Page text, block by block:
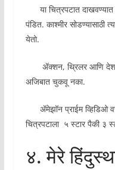
या चित्रपटात दाखवण्यात
पंडित. काश्मीर
येतो.
ॲक्शन, थ्रिलर आणि
अजिबात चुकवू नका.
ॲमेझॉन प्राईम व्हिडिओ
चित्रपटाला ५ स्टार पैकी ३
४. मेरे